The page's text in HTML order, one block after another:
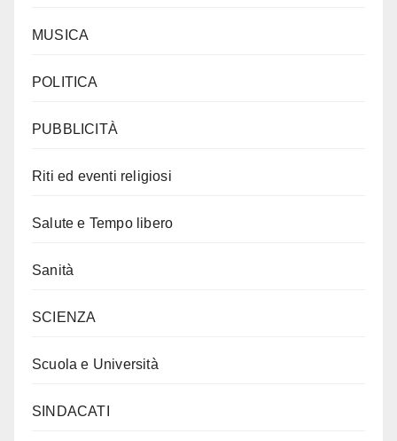
MUSICA
POLITICA
PUBBLICITÀ
Riti ed eventi religiosi
Salute e Tempo libero
Sanità
SCIENZA
Scuola e Università
SINDACATI